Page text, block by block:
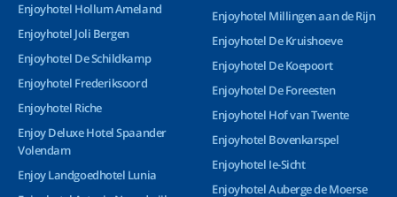
Enjoyhotel Hollum Ameland
Enjoyhotel Joli Bergen
Enjoyhotel De Schildkamp
Enjoyhotel Frederiksoord
Enjoyhotel Riche
Enjoy Deluxe Hotel Spaander
Volendam
Enjoy Landgoedhotel Lunia
Enjoyhotel Millingen aan de Rijn
Enjoyhotel De Kruishoeve
Enjoyhotel De Koepoort
Enjoyhotel De Foreesten
Enjoyhotel Hof van Twente
Enjoyhotel Bovenkarspel
Enjoyhotel Ie-Sicht
Enjoyhotel Auberge de Moerse